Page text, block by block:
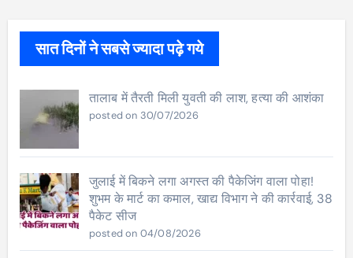
सात दिनों ने सबसे ज्यादा पढ़े गये
तालाब में तैरती मिली युवती की लाश, हत्या की आशंका
posted on 30/07/2026
जुलाई में बिकने लगा अगस्त की पैकेजिंग वाला पोहा!
शुभम के मार्ट का कमाल, खाद्य विभाग ने की कार्रवाई, 38
पैकेट सीज
posted on 04/08/2026